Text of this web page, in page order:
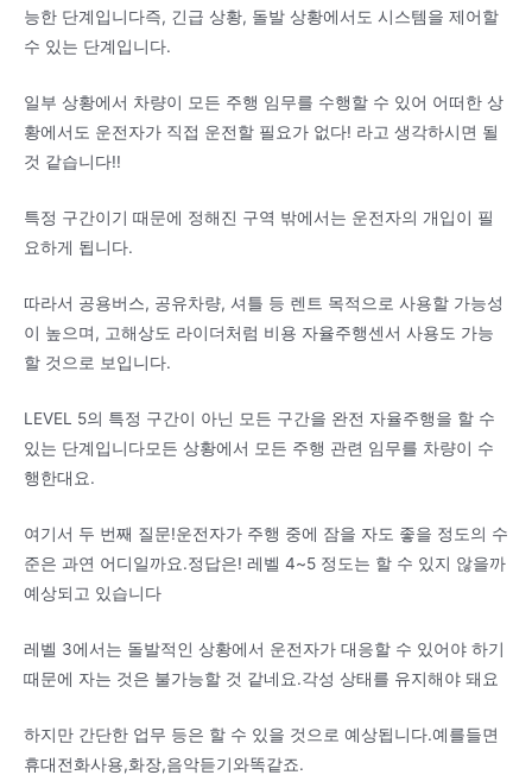
능한 단계입니다즉, 긴급 상황, 돌발 상황에서도 시스템을 제어할
수 있는 단계입니다.
일부 상황에서 차량이 모든 주행 임무를 수행할 수 있어 어떠한 상
황에서도 운전자가 직접 운전할 필요가 없다! 라고 생각하시면 될
것 같습니다!!
특정 구간이기 때문에 정해진 구역 밖에서는 운전자의 개입이 필
요하게 됩니다.
따라서 공용버스, 공유차량, 셔틀 등 렌트 목적으로 사용할 가능성
이 높으며, 고해상도 라이더처럼 비용 자율주행센서 사용도 가능
할 것으로 보입니다.
LEVEL 5의 특정 구간이 아닌 모든 구간을 완전 자율주행을 할 수
있는 단계입니다모든 상황에서 모든 주행 관련 임무를 차량이 수
행한대요.
여기서 두 번째 질문!운전자가 주행 중에 잠을 자도 좋을 정도의 수
준은 과연 어디일까요.정답은! 레벨 4~5 정도는 할 수 있지 않을까
예상되고 있습니다
레벨 3에서는 돌발적인 상황에서 운전자가 대응할 수 있어야 하기
때문에 자는 것은 불가능할 것 같네요.각성 상태를 유지해야 돼요
하지만 간단한 업무 등은 할 수 있을 것으로 예상됩니다.예를들면
휴대전화사용,화장,음악듣기와똑같죠.